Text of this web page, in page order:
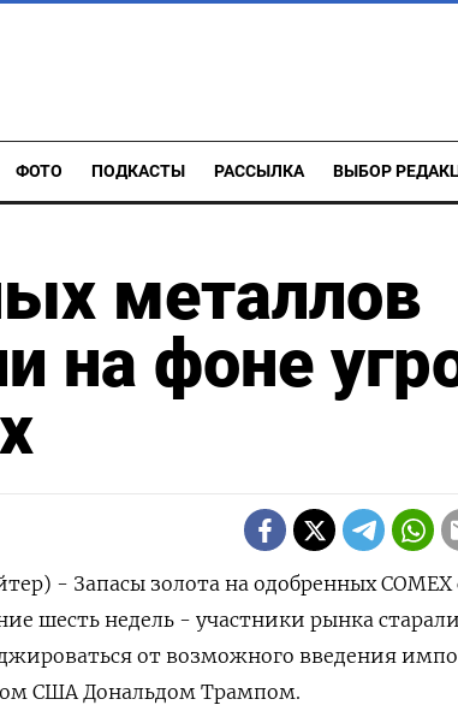
ФОТО ПОДКАСТЫ РАССЫЛКА ВЫБОР
металлов
на фоне
- Запасы золота на одобренных COMEX
шесть недель - участники рынка
от возможного введения
США Дональдом Трампом.